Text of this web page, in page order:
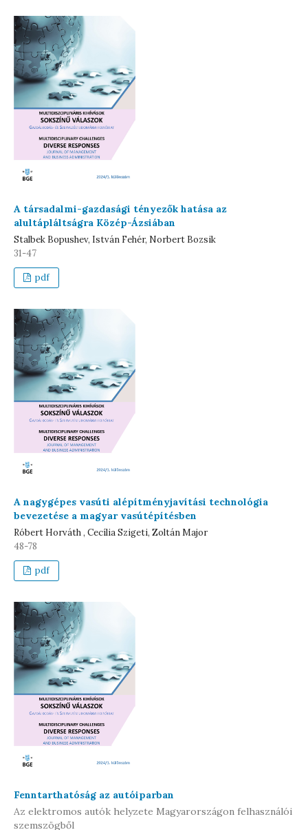
A társadalmi-gazdasági tényezők hatása az
alultápláltságra Közép-Ázsiában
Stalbek Bopushev, István Fehér, Norbert Bozsik
31-47
pdf
A nagygépes vasúti alépítményjavítási technológia
bevezetése a magyar vasútépítésben
Róbert Horváth , Cecília Szigeti, Zoltán Major
48-78
pdf
Fenntarthatóság az autóiparban
Az elektromos autók helyzete Magyarországon felhasználói
szemszögből